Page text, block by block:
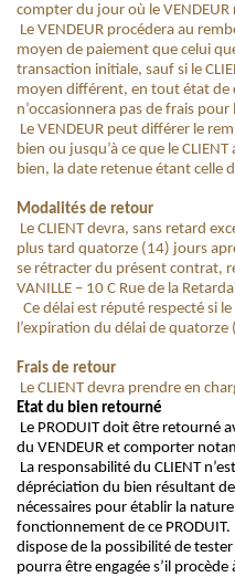
compter du jour où le
Le VENDEUR procédera au
moyen de paiement que celui
transaction initiale, sauf si le
moyen différent, en tout état de
n’occasionnera pas de frais pour
Le VENDEUR peut différer le
bien ou jusqu’à ce que le
bien, la date retenue étant celle
Modalités de retour
Le CLIENT devra, sans retard
plus tard quatorze (14) jours
se rétracter du présent contrat,
VANILLE – 10 C Rue de la
Ce délai est réputé respecté si
l’expiration du délai de
Frais de retour
Le CLIENT devra prendre en
Etat du bien retourné
Le PRODUIT doit être retourné
du VENDEUR et comporter
La responsabilité du CLIENT
dépréciation du bien résultant
nécessaires pour établir la
fonctionnement de ce PRODUIT.
dispose de la possibilité de
pourra être engagée s’il